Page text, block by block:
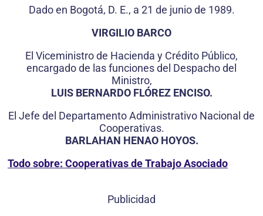
Dado en Bogotá, D. E., a 21 de junio de 1989.
VIRGILIO BARCO
El Viceministro de Hacienda y Crédito Público,
encargado de las funciones del Despacho del
Ministro,
LUIS BERNARDO FLÓREZ ENCISO.
El Jefe del Departamento Administrativo Nacional de
Cooperativas.
BARLAHAN HENAO HOYOS.
Todo sobre: Cooperativas de Trabajo Asociado
Publicidad